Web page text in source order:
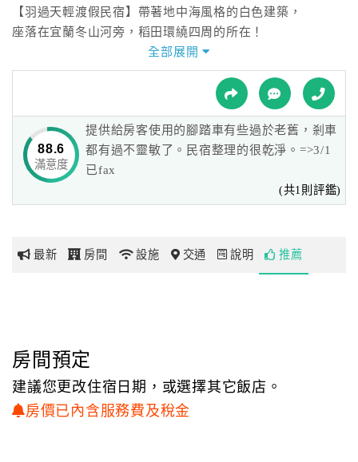
球
網
帶
圖
顧
客
【羽過天輕渡假民宿】帶著地中海風格的白色建築，
座落在宜蘭冬山河旁，稻田環繞四周的所在！
田園裡到處看到野鴨、雀鳥、候鳥在跟你玩捉迷藏，
成群結隊的白鷺鷥更是這裡的常客，
還有黃昏的天色總是美得讓人駐足觀賞！
民宿一磚一瓦全都出自沒有學過任何建築設計的我－Jess親
手規劃，
每一個轉角的驚喜，都是我突發奇想的創意，
夢想就這麼慢慢地堆砌，看著它從無到有，內心的感動油然
這裡不單可以讓人放鬆、享受大自然，
更是讓人心靈沉澱，重新再出發的最佳所在！
歡迎來到這【羽過天輕】與民宿主人一起感受放鬆自在的地
中海休閒空間吧！
全部展開
88.6
滿意度
提供給房客使用的腳踏車有些過於老舊，剎車
都有過不靈敏了。民宿整理的很乾淨。=>3/1
已fax
(共1則評鑑)
最新 房間 設施 交通 說明 推薦
房間預定
建議您更改住宿日期，或選擇其它飯店。
房價已內含服務費及稅金